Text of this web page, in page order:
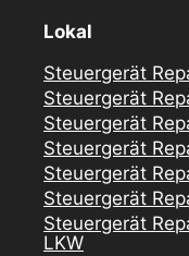
Lokal
Steuergerät
Steuergerät
Steuergerät
Steuergerät
Steuergerät
Steuergerät
Steuergerät
LKW